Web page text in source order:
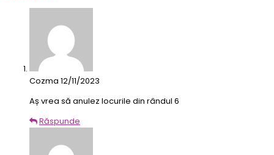
Cozma 12/11/2023
Aș vrea să anulez locurile din rândul 6
Răspunde